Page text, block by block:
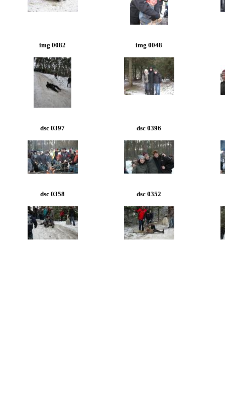
img 0082 img 0048
dsc 0397 dsc 0396
dsc 0358 dsc 0352